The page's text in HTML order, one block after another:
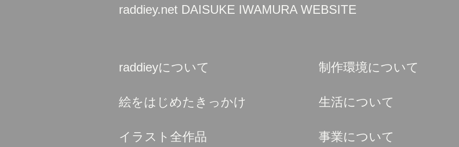
raddiey.net DAISUKE IWAMURA WEBSITE
raddieyについて
絵をはじめたきっかけ
イラスト全作品
制作環境について
生活について
事業について